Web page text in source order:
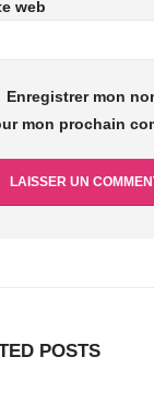
web
Enregistrer mon
mon prochain
POSTS